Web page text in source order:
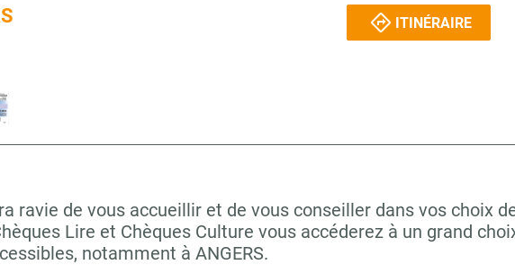
ITINÉRAIRE
ravie de vous accueillir et de vous conseiller dans vos choix
Lire et Chèques Culture vous accéderez à un grand
notamment à ANGERS.